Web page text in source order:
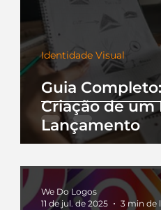
Guia
Criação de um
Lançamento
Identidade Visual
We Do Logos
11 de jul. de 2025
3 min de